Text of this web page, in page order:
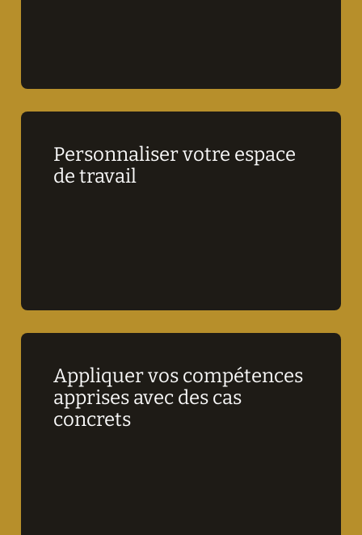
Personnaliser votre espace
de travail
Appliquer vos compétences
apprises avec des cas
concrets